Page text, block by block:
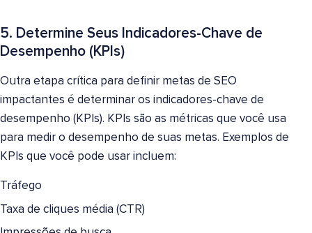
5. Determine Seus Indicadores-Chave de
Desempenho (KPIs)
Outra etapa crítica para definir metas de SEO
impactantes é determinar os indicadores-chave de
desempenho (KPIs). KPIs são as métricas que você usa
para medir o desempenho de suas metas. Exemplos de
KPIs que você pode usar incluem:
Tráfego
Taxa de cliques média (CTR)